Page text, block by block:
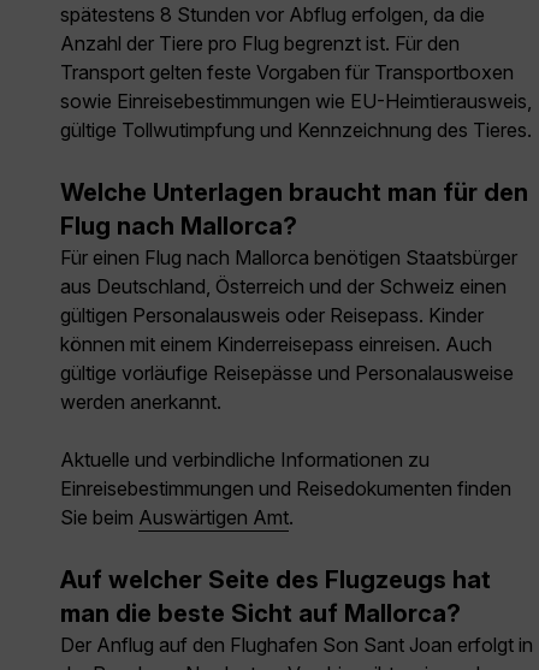
spätestens 8 Stunden vor Abflug erfolgen, da die
Anzahl der Tiere pro Flug begrenzt ist. Für den
Transport gelten feste Vorgaben für Transportboxen
sowie Einreisebestimmungen wie EU-Heimtierausweis,
gültige Tollwutimpfung und Kennzeichnung des Tieres.
Welche Unterlagen braucht man für den
Flug nach Mallorca?
Für einen Flug nach Mallorca benötigen Staatsbürger
aus Deutschland, Österreich und der Schweiz einen
gültigen Personalausweis oder Reisepass. Kinder
können mit einem Kinderreisepass einreisen. Auch
gültige vorläufige Reisepässe und Personalausweise
werden anerkannt.
Aktuelle und verbindliche Informationen zu
Einreisebestimmungen und Reisedokumenten finden
Sie beim Auswärtigen Amt.
Auf welcher Seite des Flugzeugs hat
man die beste Sicht auf Mallorca?
Der Anflug auf den Flughafen Son Sant Joan erfolgt in